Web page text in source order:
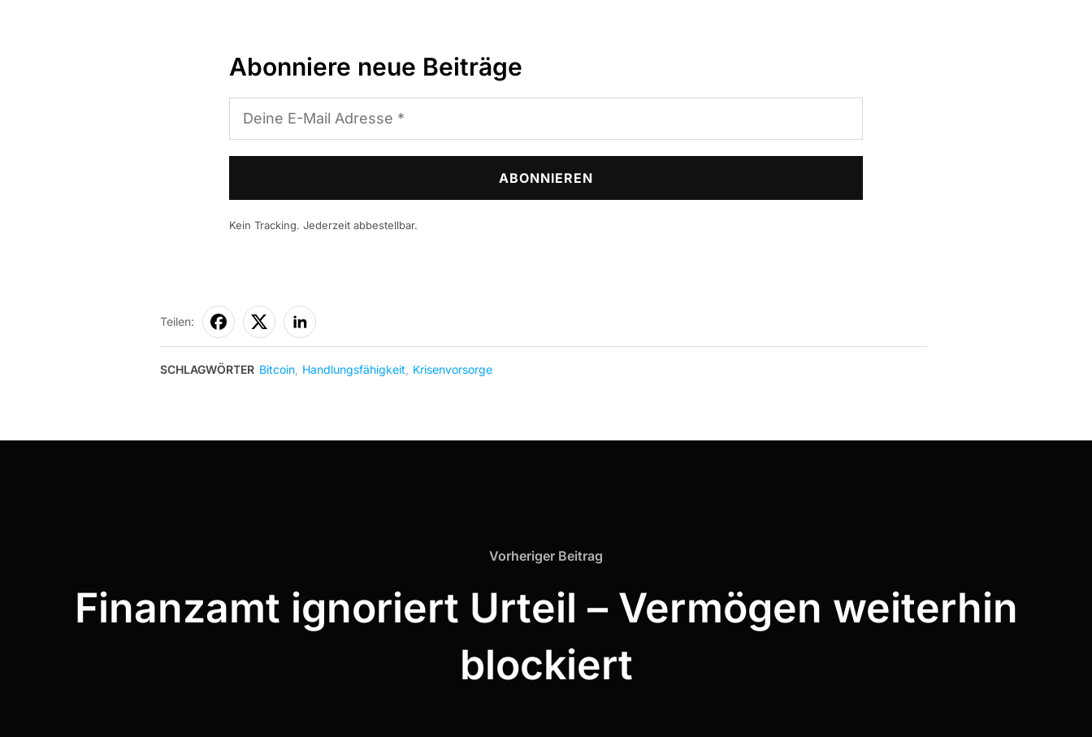
Abonniere neue Beiträge
Kein Tracking. Jederzeit abbestellbar.
Teilen:
SCHLAGWÖRTER Bitcoin Handlungsfähigkeit Krisenvorsorge
Vorheriger Beitrag
Finanzamt ignoriert Urteil – Vermögen weiterhin
blockiert